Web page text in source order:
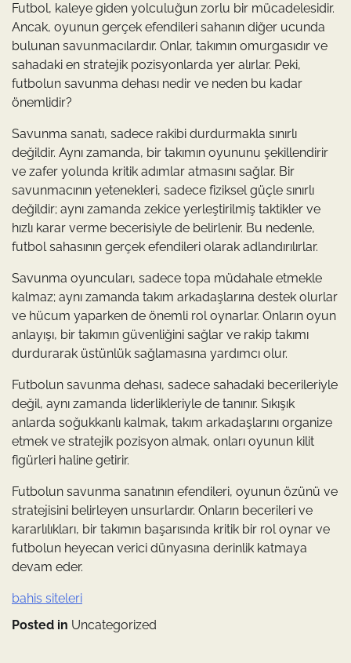
Futbol, kaleye giden yolculuğun zorlu bir mücadelesidir.
Ancak, oyunun gerçek efendileri sahanın diğer ucunda
bulunan savunmacılardır. Onlar, takımın omurgasıdır ve
sahadaki en stratejik pozisyonlarda yer alırlar. Peki,
futbolun savunma dehası nedir ve neden bu kadar
önemlidir?
Savunma sanatı, sadece rakibi durdurmakla sınırlı
değildir. Aynı zamanda, bir takımın oyununu şekillendirir
ve zafer yolunda kritik adımlar atmasını sağlar. Bir
savunmacının yetenekleri, sadece fiziksel güçle sınırlı
değildir; aynı zamanda zekice yerleştirilmiş taktikler ve
hızlı karar verme becerisiyle de belirlenir. Bu nedenle,
futbol sahasının gerçek efendileri olarak adlandırılırlar.
Savunma oyuncuları, sadece topa müdahale etmekle
kalmaz; aynı zamanda takım arkadaşlarına destek olurlar
ve hücum yaparken de önemli rol oynarlar. Onların oyun
anlayışı, bir takımın güvenliğini sağlar ve rakip takımı
durdurarak üstünlük sağlamasına yardımcı olur.
Futbolun savunma dehası, sadece sahadaki becerileriyle
değil, aynı zamanda liderlikleriyle de tanınır. Sıkışık
anlarda soğukkanlı kalmak, takım arkadaşlarını organize
etmek ve stratejik pozisyon almak, onları oyunun kilit
figürleri haline getirir.
Futbolun savunma sanatının efendileri, oyunun özünü ve
stratejisini belirleyen unsurlardır. Onların becerileri ve
kararlılıkları, bir takımın başarısında kritik bir rol oynar ve
futbolun heyecan verici dünyasına derinlik katmaya
devam eder.
bahis siteleri
Posted in Uncategorized